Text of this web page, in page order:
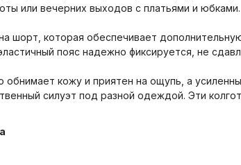
или вечерних выходов с платьями и юбками.
шорт, которая обеспечивает
пояс надежно фиксируется, не
обнимает кожу и приятен на ощупь, а
силуэт под разной одеждой. Эти